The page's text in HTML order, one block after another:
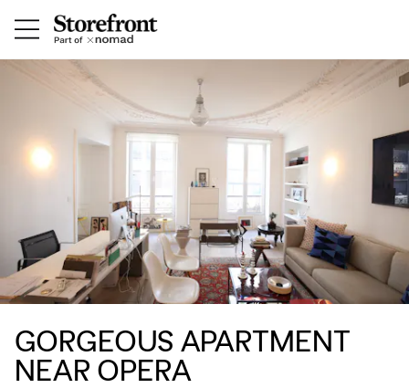
GORGEOUS APARTMENT
NEAR OPERA